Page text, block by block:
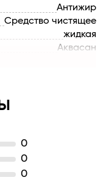
Антижир
Средство чистящее
жидкая
Аквасан
0
0
0